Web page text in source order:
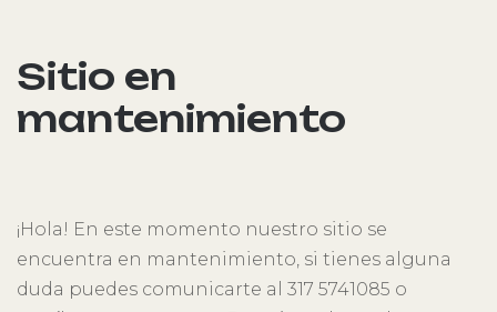
Sitio en
mantenimiento
¡Hola! En este momento nuestro sitio se
encuentra en mantenimiento, si tienes alguna
duda puedes comunicarte al 317 5741085 o